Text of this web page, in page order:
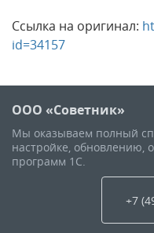
Ссылка на оригинал:
id=34157
ООО «Советник»
Мы оказываем полный
настройке, обновлению,
программ 1С.
+7